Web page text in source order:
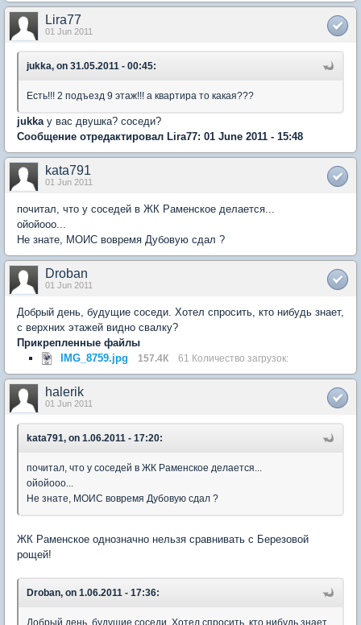
Lira77
01 Jun 2011
jukka, on 31.05.2011 - 00:45:
Есть!!! 2 подъезд 9 этаж!!! а квартира то какая???
jukka у вас двушка? соседи?
Сообщение отредактировал Lira77: 01 June 2011 - 15:48
kata791
01 Jun 2011
почитал, что у соседей в ЖК Раменское делается...
ойойооо...
Не знате, МОИС вовремя Дубовую сдал ?
Droban
01 Jun 2011
Добрый день, будущие соседи. Хотел спросить, кто нибудь знает,
с верхних этажей видно свалку?
Прикрепленные файлы
IMG_8759.jpg
157.4К 61 Количество загрузок:
halerik
01 Jun 2011
kata791, on 1.06.2011 - 17:20:
почитал, что у соседей в ЖК Раменское делается...
ойойооо...
Не знате, МОИС вовремя Дубовую сдал ?
ЖК Раменское однозначно нельзя сравнивать с Березовой
рощей!
Droban, on 1.06.2011 - 17:36:
Добрый день, будущие соседи. Хотел спросить, кто нибудь знает,